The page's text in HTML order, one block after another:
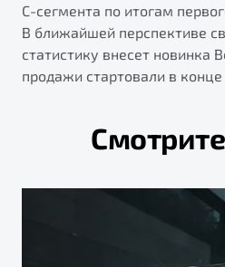
С-сегмента по итогам
В ближайшей перспективе
статистику внесет новинка
продажи стартовали в конце